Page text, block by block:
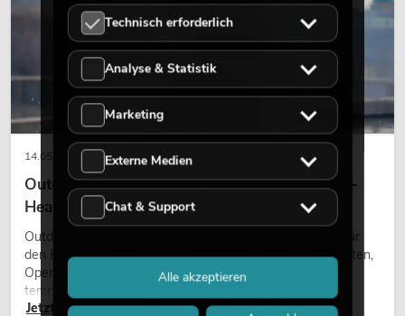
14.05.2026
Outdoor Moving-Heads: Wetterfeste Moving-
Heads bei Events
Outdoor Moving-Heads sind bewegliche Scheinwerfer für
den Einsatz im Freien. Sie werden bei Festivals, Stadtfesten,
Open-Air-Konzerten, Architekturinszenierungen und
temporären Außeninstallationen eingesetzt.
Jetzt lesen
Technisch erforderlich
Analyse & Statistik
Marketing
Externe Medien
Chat & Support
Alle akzeptieren